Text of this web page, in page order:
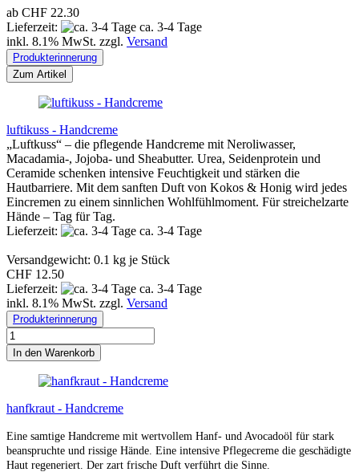
ab CHF 22.30
Lieferzeit:
ca. 3-4 Tage
inkl. 8.1% MwSt. zzgl. Versand
Produkterinnerung
Zum Artikel
luftikuss - Handcreme
„Luftkuss“ – die pflegende Handcreme mit Neroliwasser,
Macadamia-, Jojoba- und Sheabutter. Urea, Seidenprotein und
Ceramide schenken intensive Feuchtigkeit und stärken die
Hautbarriere. Mit dem sanften Duft von Kokos & Honig wird jedes
Eincremen zu einem sinnlichen Wohlfühlmoment. Für streichelzarte
Hände – Tag für Tag.
Lieferzeit:
ca. 3-4 Tage
Versandgewicht: 0.1 kg je Stück
CHF 12.50
Lieferzeit:
ca. 3-4 Tage
inkl. 8.1% MwSt. zzgl. Versand
Produkterinnerung
In den Warenkorb
hanfkraut - Handcreme
Eine samtige Handcreme mit wertvollem Hanf- und Avocadoöl für stark
beanspruchte und rissige Hände. Eine intensive Pflegecreme die geschädigte
Haut regeneriert. Der zart frische Duft verführt die Sinne.